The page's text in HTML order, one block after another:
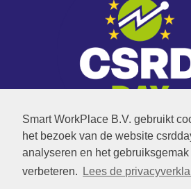
Smart WorkPlace B.V. gebruikt
het bezoek van de website
analyseren en het gebruiksgemak
verbeteren.
Lees de
© 2026 CSRD DAY|